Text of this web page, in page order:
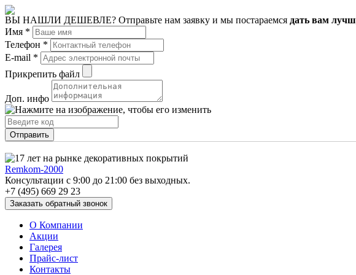
ВЫ НАШЛИ ДЕШЕВЛЕ? Отправьте нам заявку и мы постараемся дать вам
Имя *
Телефон *
E-mail *
Прикрепить файл
Доп. инфо
Remkom-2000
Консультации с 9:00 до 21:00 без выходных.
+7 (495) 669 29 23
О Компании
Акции
Галерея
Прайс-лист
Контакты